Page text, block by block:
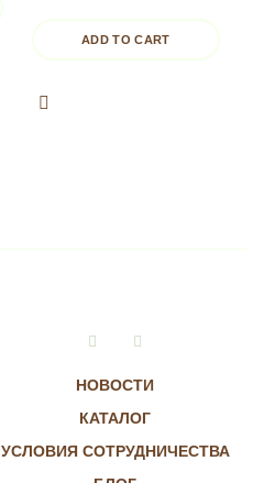
ADD TO CART
НОВОСТИ
КАТАЛОГ
УСЛОВИЯ СОТРУДНИЧЕСТВА
VkontakteInstagram